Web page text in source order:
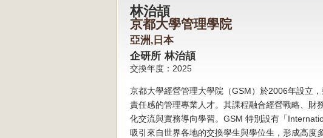
林治頡
京都大學管理學院
亞洲,日本
企研所 林治頡
交換年度：2025
京都大學經營管理大學院（GSM）於2006年設立
責任感的管理專業人才。其課程融合經營戰略、財
化交流與實務導向學習。GSM 特別設有「
吸引來自世界各地的交換學生與學位生，形成高度